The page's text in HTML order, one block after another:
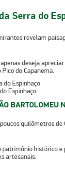
Serra do
revelam
deseja
Pico do Capanema.
Espinhaço
BARTOLOMEU
quilômetros
patrimônio histórico
artesanais.